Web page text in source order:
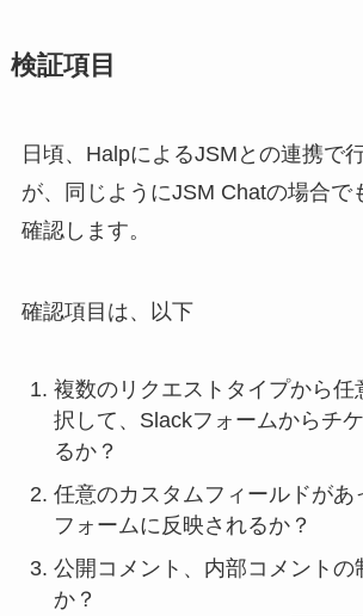
検証項目
日頃、HalpによるJSMとの連携で
が、同じようにJSM Chatの場合で
確認します。
確認項目は、以下
複数のリクエストタイプから任
択して、Slackフォームからチ
るか？
任意のカスタムフィールドがあ
フォームに反映されるか？
公開コメント、内部コメントの
か？